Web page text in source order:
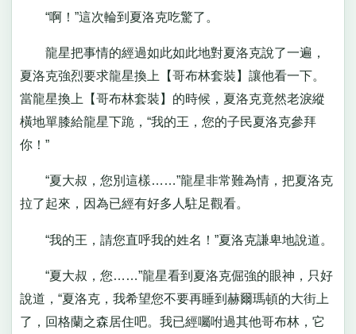
“啊！”這次輪到夏洛克吃驚了。
龍星把事情的經過如此如此地對夏洛克說了一遍，
夏洛克強烈要求龍星換上【哥布林套裝】讓他看一下。
當龍星換上【哥布林套裝】的時候，夏洛克竟然老淚縱
橫地單膝給龍星下跪，“我的王，您的子民夏洛克參拜
你！”
“夏大叔，您別這樣……”龍星非常難為情，把夏洛克
拉了起來，因為已經有好多人駐足觀看。
“我的王，請您直呼我的姓名！”夏洛克謙卑地說道。
“夏大叔，您……”龍星看到夏洛克倔強的眼神，只好
說道，“夏洛克，我希望您不要再睡到赫爾瑪頓的大街上
了，回格蘭之森居住吧。我已經囑咐過其他哥布林，它